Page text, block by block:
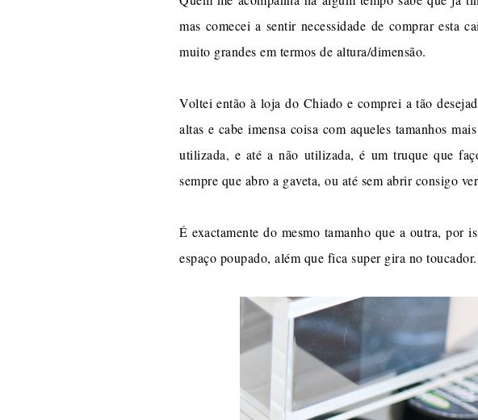
mas comecei a sentir necessidade de comprar esta
muito grandes em termos de altura/dimensão.
Voltei então à loja do Chiado e comprei a tão
altas e cabe imensa coisa com aqueles tamanhos
utilizada, e até a não utilizada, é um truque que
sempre que abro a gaveta, ou até sem abrir consigo
É exactamente do mesmo tamanho que a outra, por
espaço poupado, além que fica super gira no toucador.